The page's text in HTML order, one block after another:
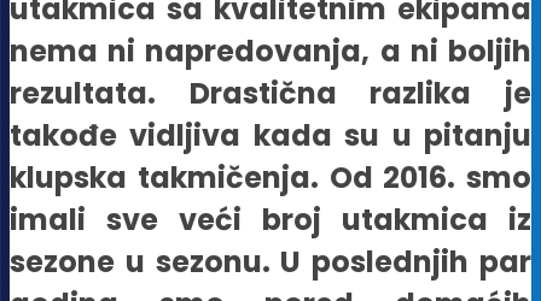
utakmica sa kvalitetnim ekipama
nema ni napredovanja, a ni boljih
rezultata. Drastična razlika je
takođe vidljiva kada su u pitanju
klupska takmičenja. Od 2016. smo
imali sve veći broj utakmica iz
sezone u sezonu. U poslednjih par